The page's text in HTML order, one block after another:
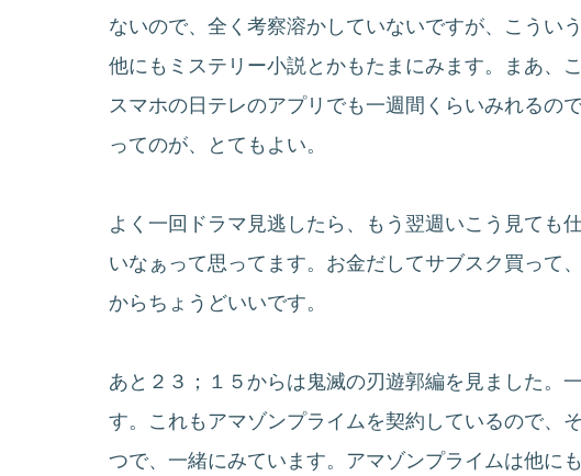
ないので、全く考察溶かしていないですが、こうい
他にもミステリー小説とかもたまにみます。まあ、
スマホの日テレのアプリでも一週間くらいみれるの
ってのが、とてもよい。
よく一回ドラマ見逃したら、もう翌週いこう見ても
いなぁって思ってます。お金だしてサブスク買って
からちょうどいいです。
あと２３；１５からは鬼滅の刃遊郭編を見ました。
す。これもアマゾンプライムを契約しているので、
つで、一緒にみています。アマゾンプライムは他に